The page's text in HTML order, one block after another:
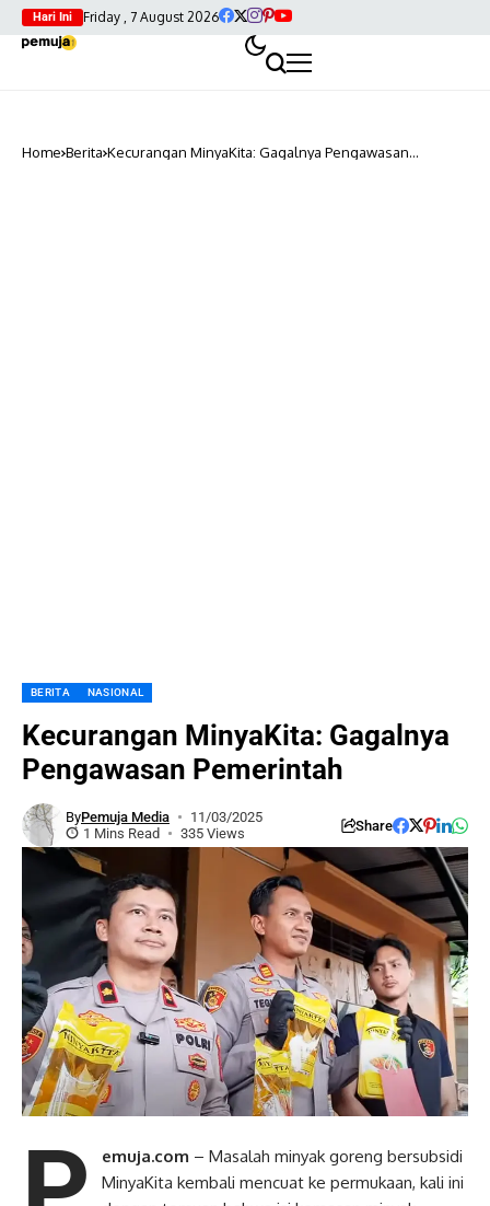
Hari Ini Friday , 7 August 2026
Home Berita Kecurangan MinyaKita: Gagalnya Pengawasan
BERITA NASIONAL
Kecurangan MinyaKita: Gagalnya
Pengawasan Pemerintah
ByPemuja Media
11/03/2025
1 Mins Read
335 Views Share
emuja.com – Masalah minyak goreng bersubsidi
MinyaKita kembali mencuat ke permukaan, kali ini